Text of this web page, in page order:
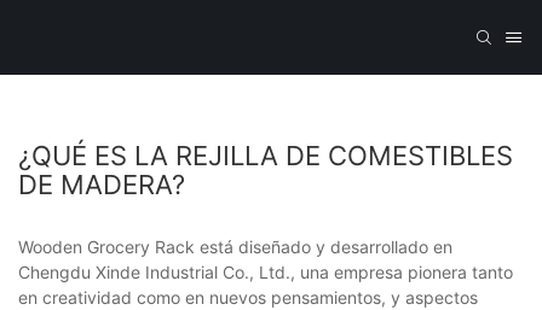
¿QUÉ ES LA REJILLA DE COMESTIBLES
DE MADERA?
Wooden Grocery Rack está diseñado y desarrollado en
Chengdu Xinde Industrial Co., Ltd., una empresa pionera tanto
en creatividad como en nuevos pensamientos, y aspectos